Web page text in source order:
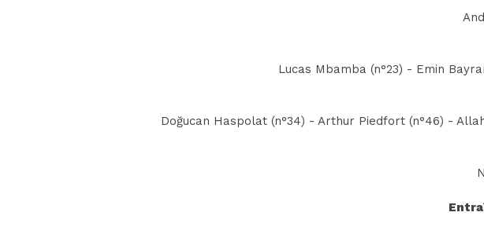
Lucas Mbamba (n°23) - Emin
Doğucan Haspolat (n°34) - Arthur Piedfort (n°46) -